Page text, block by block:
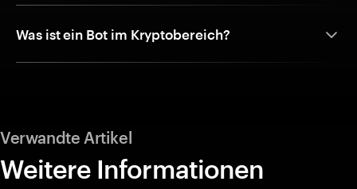
Was ist ein Bot im Kryptobereich?
Verwandte Artikel
Weitere Informationen